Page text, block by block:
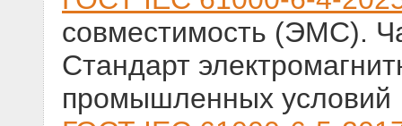
совместимость (ЭМС).
Стандарт
промышленных условий